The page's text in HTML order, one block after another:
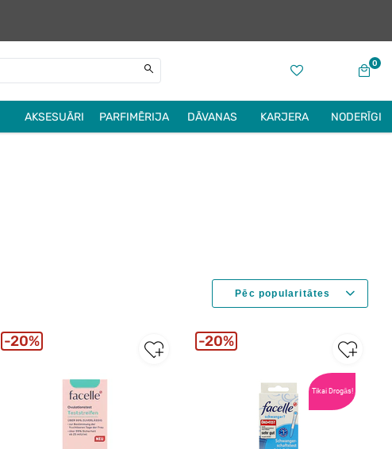
0
AKSESUĀRI PARFIMĒRIJA DĀVANAS KARJERA NODERĪGI
20%
Tikai Drogās!
20%